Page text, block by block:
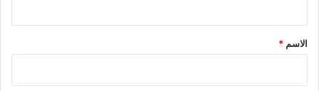
*
الاسم *